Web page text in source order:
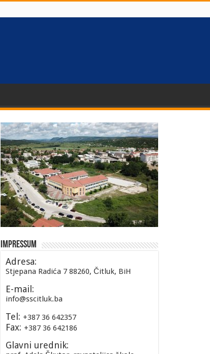
Impressum
Adresa:
Stjepana Radića 7 88260, Čitluk, BiH
E-mail:
info@sscitluk.ba
Tel: +387 36 642357
Fax: +387 36 642186
Glavni urednik: